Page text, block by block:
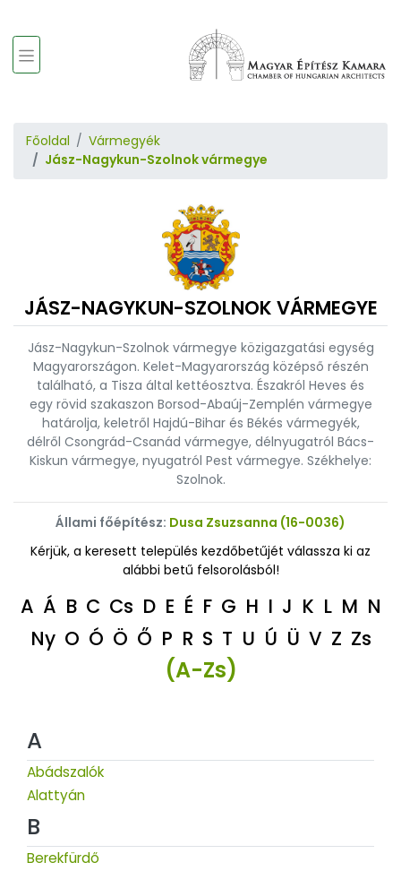
Főoldal
Vármegyék
Jász-Nagykun-Szolnok vármegye
JÁSZ-NAGYKUN-SZOLNOK VÁRMEGYE
Jász-Nagykun-Szolnok vármegye közigazgatási egység
Magyarországon. Kelet-Magyarország középső részén
található, a Tisza által kettéosztva. Északról Heves és
egy rövid szakaszon Borsod-Abaúj-Zemplén vármegye
határolja, keletről Hajdú-Bihar és Békés vármegyék,
délről Csongrád-Csanád vármegye, délnyugatról Bács-
Kiskun vármegye, nyugatról Pest vármegye. Székhelye:
Szolnok.
Állami főépítész: Dusa Zsuzsanna (16-0036)
Kérjük, a keresett település kezdőbetűjét válassza ki az
alábbi betű felsorolásból!
A Á B C Cs D E É F G H I J K L M N
Ny O Ó Ö Ő P R S T U Ú Ü V Z Zs
(A-Zs)
A
Abádszalók
Alattyán
B
Berekfürdő